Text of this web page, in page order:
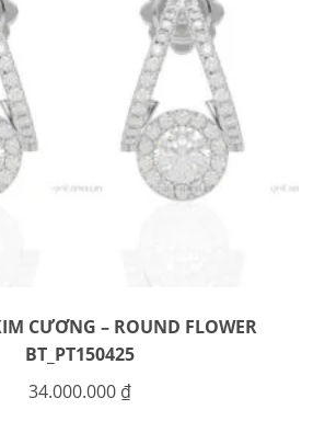
CƯƠNG – ROUND FLOWER
BT_PT150425
34.000.000 ₫